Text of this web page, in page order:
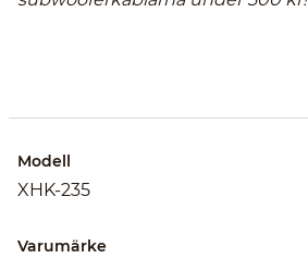
Modell
XHK-235
Varumärke